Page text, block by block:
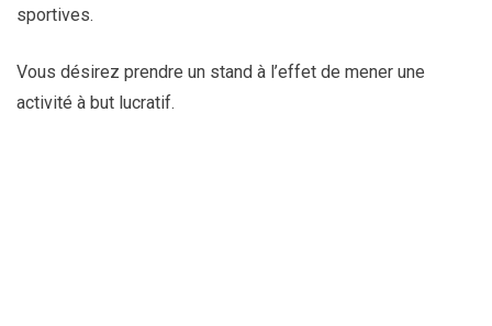
sportives.
Vous désirez prendre un stand à l’effet de mener une
activité à but lucratif.